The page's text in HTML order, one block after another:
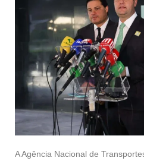
A Agência Nacional de